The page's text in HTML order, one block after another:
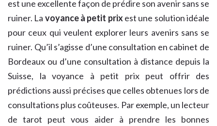
est une excellente façon de prédire son avenir sans se
ruiner. La voyance à petit prixest une solution idéale
pour ceux qui veulent explorer leurs avenirs sans se
ruiner. Qu’il s’agisse d’une consultation en cabinet de
Bordeaux ou d’une consultation à distance depuis la
Suisse, la voyance à petit prix peut offrir des
prédictions aussi précises que celles obtenues lors de
consultations plus coûteuses. Par exemple, un lecteur
de tarot peut vous aider à prendre les bonnes